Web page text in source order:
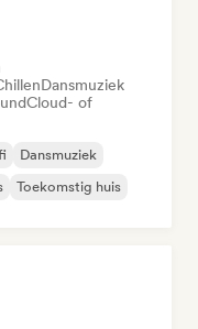
Dansmuziek
of
Dansmuziek
Toekomstig huis